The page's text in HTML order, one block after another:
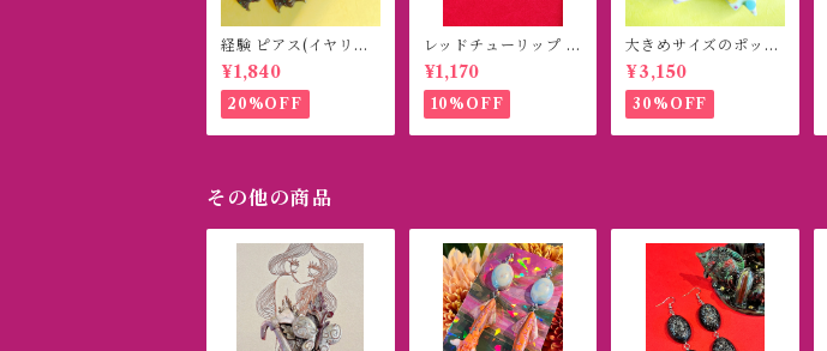
経験 ピアス(イヤリン
グ)
¥1,840
20%OFF
レッドチューリップ イ
ヤリング(ピアス)
¥1,170
10%OFF
大きめサイズのポップ
ツリーオブジェ
¥3,150
30%OFF
その他の商品